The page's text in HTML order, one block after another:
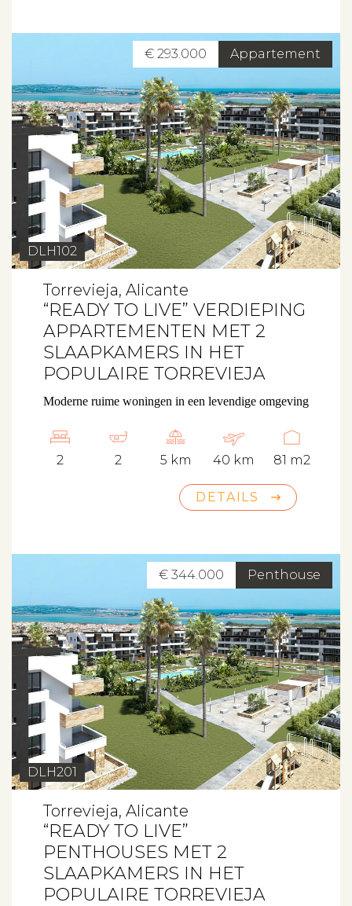
Appartement
€ 293.000
DLH102
Torrevieja, Alicante
“READY TO LIVE” VERDIEPING
APPARTEMENTEN MET 2
SLAAPKAMERS IN HET
POPULAIRE TORREVIEJA
Moderne ruime woningen in een levendige omgeving
2 2 5 km 40 km 81 m2
DETAILS
Penthouse
€ 344.000
DLH201
Torrevieja, Alicante
“READY TO LIVE”
PENTHOUSES MET 2
SLAAPKAMERS IN HET
POPULAIRE TORREVIEJA